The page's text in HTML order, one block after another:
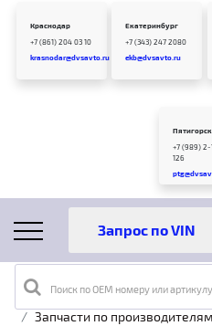
Краснодар
+7 (861) 204 03 10
krasnodar@dvsavto.ru
Екатеринбург
+7 (343) 247 2080
ekb@dvsavto.ru
Пятигорск
+7 (989) 2-
126
Поиск по OEM номеру или артикулу
Главная
Каталог товаров
Запчасти по